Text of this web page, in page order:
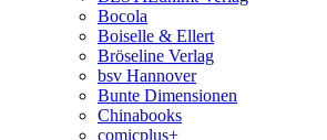
Bocola
Boiselle & Ellert
Bröseline Verlag
bsv Hannover
Bunte Dimensionen
Chinabooks
comicplus+